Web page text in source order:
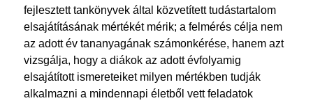
fejlesztett tankönyvek által közvetített tudástartalom
elsajátításának mértékét mérik; a felmérés célja nem
az adott év tananyagának számonkérése, hanem azt
vizsgálja, hogy a diákok az adott évfolyamig
elsajátított ismereteiket milyen mértékben tudják
alkalmazni a mindennapi életből vett feladatok